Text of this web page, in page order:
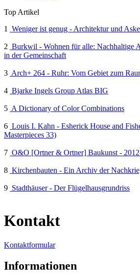
Top Artikel
1
Weniger ist genug - Architektur und
2 Burkwil - Wohnen für alle: Nachhaltige
in der Gemeinschaft
3 Arch+ 264 - Ruhr: Vom Gebiet zum
4 Bjarke Ingels Group Atlas BIG
5 A Dictionary of Color Combinations
6 Louis I. Kahn - Esherick House and
Masterpieces 33)
7 O&O [Ortner & Ortner] Baukunst -
8 Kirchenbauten - Ein Archiv der
9 Stadthäuser - Der Flügelhausgrundriss
Kontakt
Kontaktformular
Informationen